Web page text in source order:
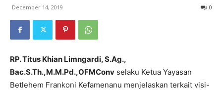
December 14, 2019 0
RP. Titus Khian Limngardi, S.Ag.,
Bac.S.Th.,M.M.Pd.,OFMConv selaku Ketua Yayasan
Betlehem Frankoni Kefamenanu menjelaskan terkait visi-